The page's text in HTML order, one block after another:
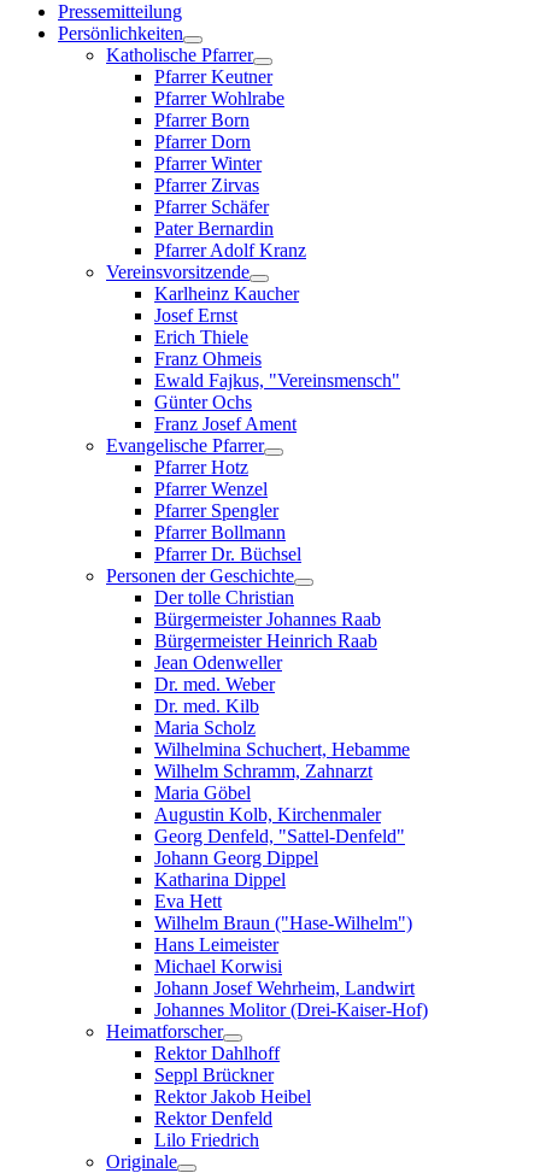
Pressemitteilung
Persönlichkeiten
Katholische Pfarrer
Pfarrer Keutner
Pfarrer Wohlrabe
Pfarrer Born
Pfarrer Dorn
Pfarrer Winter
Pfarrer Zirvas
Pfarrer Schäfer
Pater Bernardin
Pfarrer Adolf Kranz
Vereinsvorsitzende
Karlheinz Kaucher
Josef Ernst
Erich Thiele
Franz Ohmeis
Ewald Fajkus, "Vereinsmensch"
Günter Ochs
Franz Josef Ament
Evangelische Pfarrer
Pfarrer Hotz
Pfarrer Wenzel
Pfarrer Spengler
Pfarrer Bollmann
Pfarrer Dr. Büchsel
Personen der Geschichte
Der tolle Christian
Bürgermeister Johannes Raab
Bürgermeister Heinrich Raab
Jean Odenweller
Dr. med. Weber
Dr. med. Kilb
Maria Scholz
Wilhelmina Schuchert, Hebamme
Wilhelm Schramm, Zahnarzt
Maria Göbel
Augustin Kolb, Kirchenmaler
Georg Denfeld, "Sattel-Denfeld"
Johann Georg Dippel
Katharina Dippel
Eva Hett
Wilhelm Braun ("Hase-Wilhelm")
Hans Leimeister
Michael Korwisi
Johann Josef Wehrheim, Landwirt
Johannes Molitor (Drei-Kaiser-Hof)
Heimatforscher
Rektor Dahlhoff
Seppl Brückner
Rektor Jakob Heibel
Rektor Denfeld
Lilo Friedrich
Originale